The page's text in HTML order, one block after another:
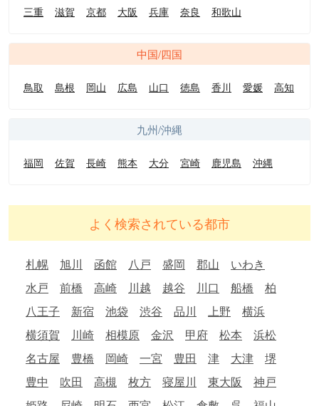
三重 滋賀 京都 大阪 兵庫 奈良 和歌山
中国/四国
鳥取 島根 岡山 広島 山口 徳島 香川 愛媛 高知
九州/沖縄
福岡 佐賀 長崎 熊本 大分 宮崎 鹿児島 沖縄
よく検索されている都市
札幌 旭川 函館 八戸 盛岡 郡山
いわき
水戸
前橋 高崎 川越 越谷 川口 船橋
柏
八王子
新宿 池袋 渋谷 品川 上野
横浜
横須賀
川崎 相模原 金沢 甲府 松本
浜松
名古屋
豊橋 岡崎 一宮 豊田 津 大津
堺
豊中
吹田 高槻 枚方 寝屋川 東大阪
神戸